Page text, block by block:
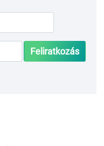
Feliratkozás